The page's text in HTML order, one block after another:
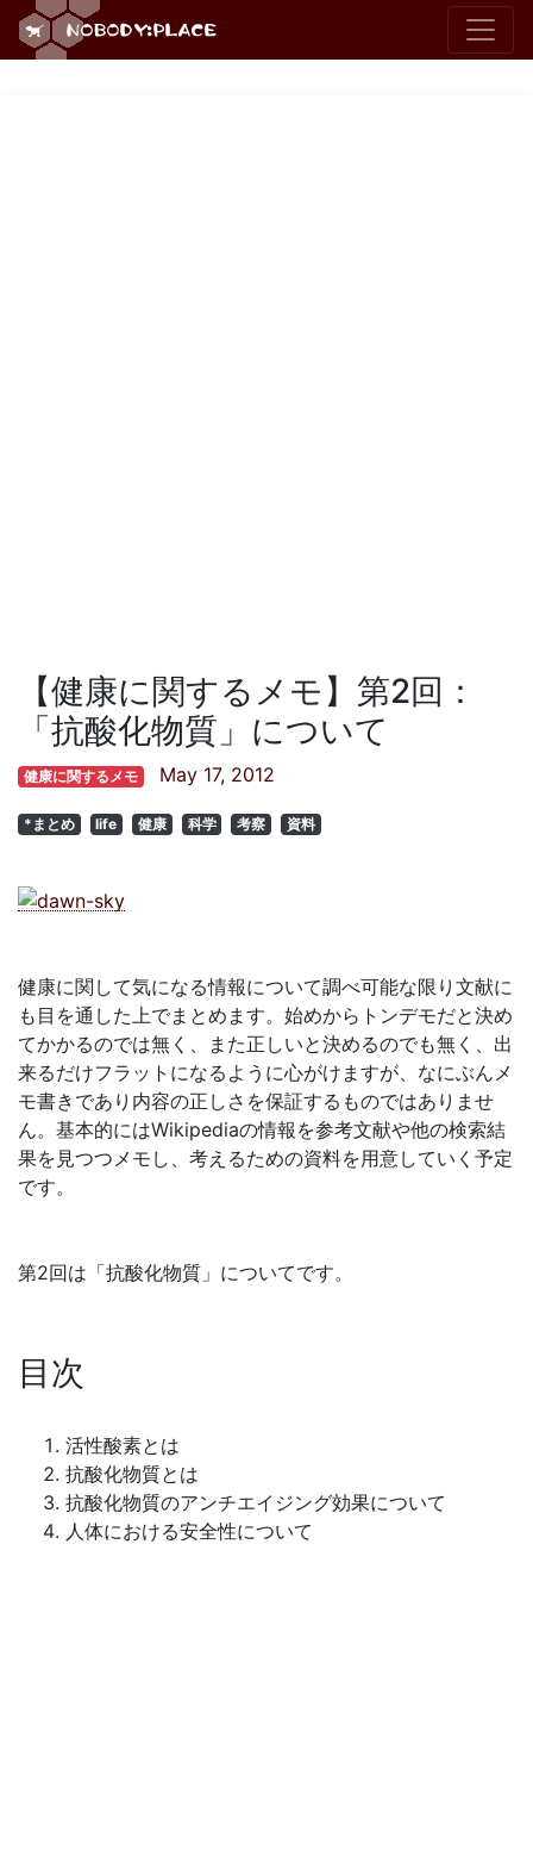
【健康に関するメモ】第2回：
「抗酸化物質」について
健康に関するメモ May 17, 2012
*まとめ life 健康 科学 考察 資料
健康に関して気になる情報について調べ可能な限り文献に
も目を通した上でまとめます。始めからトンデモだと決め
てかかるのでは無く、また正しいと決めるのでも無く、出
来るだけフラットになるように心がけますが、なにぶんメ
モ書きであり内容の正しさを保証するものではありませ
ん。基本的にはWikipediaの情報を参考文献や他の検索結
果を見つつメモし、考えるための資料を用意していく予定
です。
第2回は「抗酸化物質」についてです。
目次
活性酸素とは
抗酸化物質とは
抗酸化物質のアンチエイジング効果について
人体における安全性について